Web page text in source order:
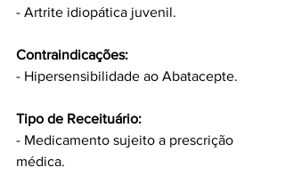
- Artrite idiopática juvenil.
Contraindicações:
- Hipersensibilidade ao Abatacepte.
Tipo de Receituário:
- Medicamento sujeito a prescrição
médica.